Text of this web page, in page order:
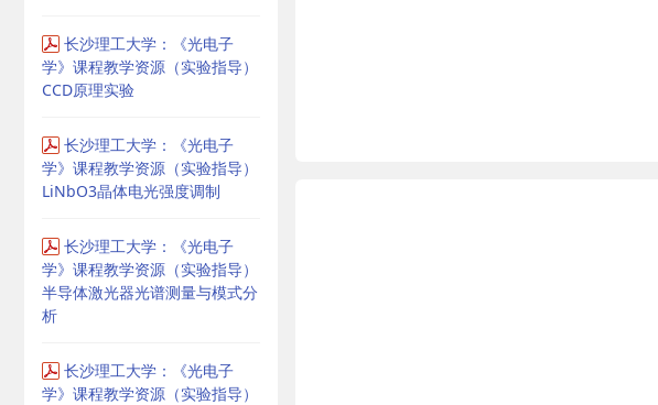
长沙理工大学：《光电子
学》课程教学资源（实验指导）
CCD原理实验
长沙理工大学：《光电子
学》课程教学资源（实验指导）
LiNbO3晶体电光强度调制
长沙理工大学：《光电子
学》课程教学资源（实验指导）
半导体激光器光谱测量与模式分
析
长沙理工大学：《光电子
学》课程教学资源（实验指导）